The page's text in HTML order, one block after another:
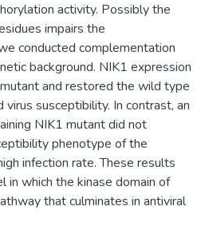
activity. Possibly the
impairs the
conducted complementation
background. NIK1 expression
and restored the wild type
susceptibility. In contrast, an
NIK1 mutant did not
phenotype of the
infection rate. These results
in which the kinase domain of
that culminates in antiviral